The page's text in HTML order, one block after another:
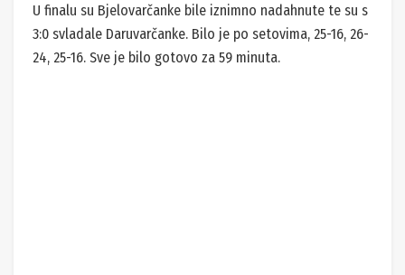
U finalu su Bjelovarčanke bile iznimno nadahnute te su s
3:0 svladale Daruvarčanke. Bilo je po setovima, 25-16, 26-
24, 25-16. Sve je bilo gotovo za 59 minuta.